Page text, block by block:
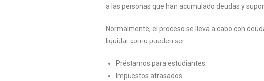
a las personas que han acumulado deudas y
Normalmente, el proceso se lleva a cabo con
liquidar como pueden ser:
Préstamos para estudiantes.
Impuestos atrasados.